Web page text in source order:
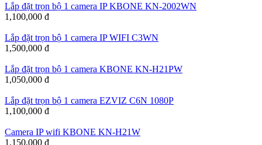
Lắp đặt trọn bộ 1 camera IP KBONE KN-2002WN
1,100,000 đ
Lắp đặt trọn bộ 1 camera IP WIFI C3WN
1,500,000 đ
Lắp đặt trọn bộ 1 camera KBONE KN-H21PW
1,050,000 đ
Lắp đặt trọn bộ 1 camera EZVIZ C6N 1080P
1,100,000 đ
Camera IP wifi KBONE KN-H21W
1,150,000 đ